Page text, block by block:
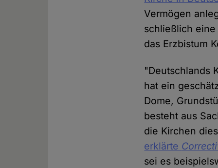
Vermögen
schließlich
das Erzbistum
"Deutschlands
hat ein
Dome,
besteht aus
die Kirchen
erklärte
sei es